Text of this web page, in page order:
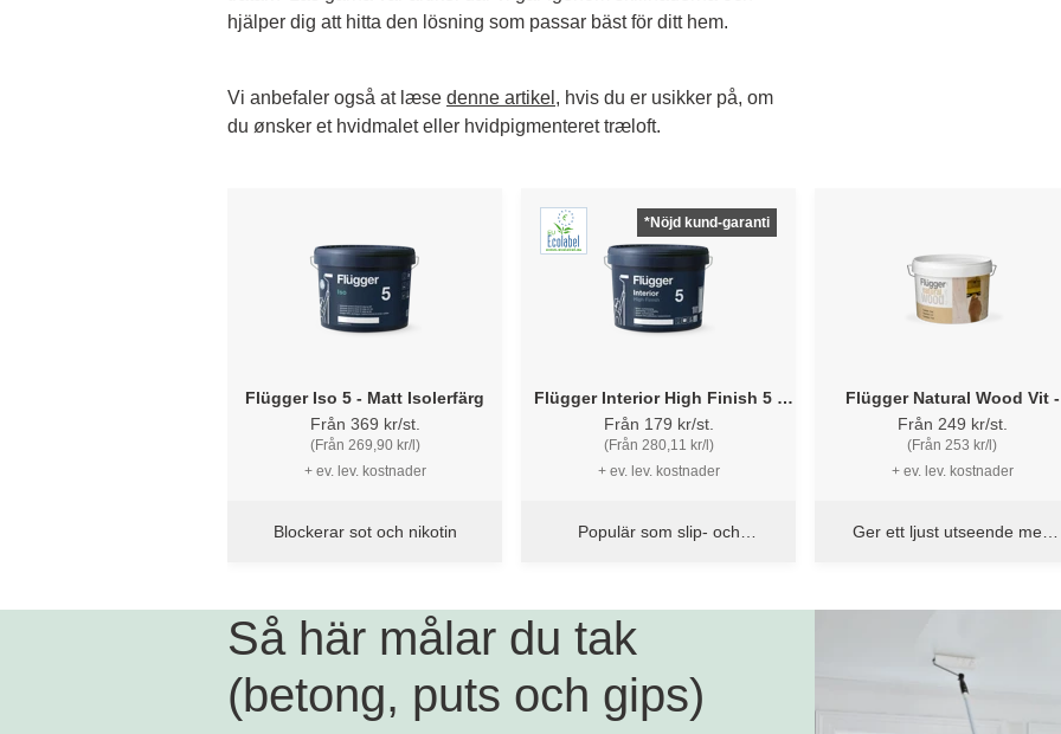
hjälper dig att hitta den lösning som passar bäst för ditt hem.
Vi anbefaler også at læse denne artikel , hvis du er usikker på, om
du ønsker et hvidmalet eller hvidpigmenteret træloft.
Flügger Iso 5 - Matt Isolerfärg
Från 369 kr/st.
(Från 269,90 kr/l)
+ ev. lev. kostnader
Blockerar sot och nikotin
*Nöjd kund-garanti
Flügger Interior High Finish 5 -
Snickerifärg
Från 179 kr/st.
(Från 280,11 kr/l)
+ ev. lev. kostnader
Populär som slip- och
Flügger Natural Wood Vit -
Panellack
Från 249 kr/st.
(Från 253 kr/l)
+ ev. lev. kostnader
Ger ett ljust utseende med
Så här målar du tak
(betong, puts och gips)